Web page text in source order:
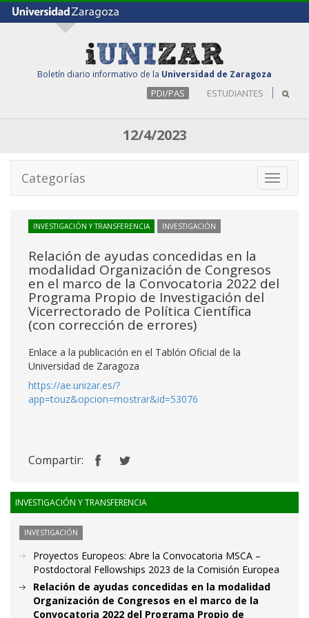
Boletín diario informativo de la Universidad de Zaragoza
PDI/PAS ESTUDIANTES
12/4/2023
Toggle
Categorías
INVESTIGACIÓN Y TRANSFERENCIA INVESTIGACIÓN
Relación de ayudas concedidas en la
modalidad Organización de Congresos
en el marco de la Convocatoria 2022 del
Programa Propio de Investigación del
Vicerrectorado de Política Científica
(con corrección de errores)
Enlace a la publicación en el Tablón Oficial de la
Universidad de Zaragoza
https://ae.unizar.es/?
app=touz&opcion=mostrar&id=53076
Compartir:
INVESTIGACIÓN Y TRANSFERENCIA
INVESTIGACIÓN
Proyectos Europeos: Abre la Convocatoria MSCA –
Postdoctoral Fellowships 2023 de la Comisión Europea
Relación de ayudas concedidas en la modalidad
Organización de Congresos en el marco de la
Convocatoria 2022 del Programa Propio de